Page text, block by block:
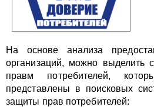
На основе анализа
организаций, можно выделить
правм потребителей,
представлены в поисковых
защиты прав потребителей: